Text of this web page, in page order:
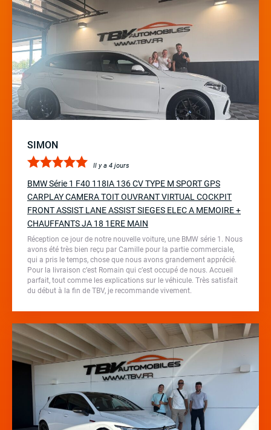
SIMON
Il y a 4 jours
BMW Série 1 F40 118IA 136 CV TYPE M SPORT GPS
CARPLAY CAMERA TOIT OUVRANT VIRTUAL COCKPIT
FRONT ASSIST LANE ASSIST SIEGES ELEC A MEMOIRE +
CHAUFFANTS JA 18 1ERE MAIN
Réception ce jour de notre nouvelle voiture, une BMW série 1. Nous
avons été très bien reçu par Camille pour la partie commerciale,
qui a pris le temps, chose que nous avons grandement apprécié.
Pour la livraison c’est Romain qui c’est occupé de nous. Accueil
parfait, tout comme les explications sur le véhicule. Très satisfait
du début à la fin de TBV, je recommande vivement.